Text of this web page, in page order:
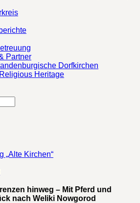
Partner
Dorfkirchen
Heritage
„Alte Kirchen“
hinweg – Mit Pferd und
nach Weliki Nowgorod